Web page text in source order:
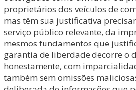
proprietários dos veículos de
mas têm sua justificativa
serviço público relevante, da
mesmos fundamentos que
garantia de liberdade decorre o
honestamente, com
também sem omissões